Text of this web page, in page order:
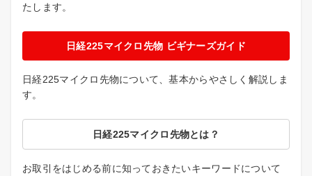
たします。
日経225マイクロ先物 ビギナーズガイド
日経225マイクロ先物について、基本からやさしく解説しま
す。
日経225マイクロ先物とは？
お取引をはじめる前に知っておきたいキーワードについて